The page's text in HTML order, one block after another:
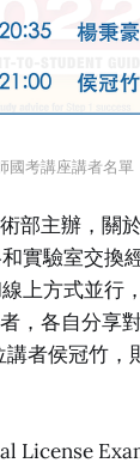
國考講座講者名單
部主辦，關
實驗室交換
上方式並行
，各自分享
者侯冠竹，
License